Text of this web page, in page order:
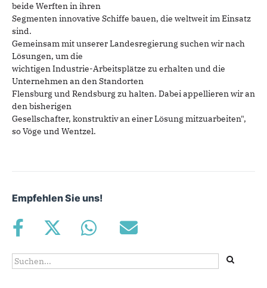
beide Werften in ihren
Segmenten innovative Schiffe bauen, die weltweit im Einsatz
sind.
Gemeinsam mit unserer Landesregierung suchen wir nach
Lösungen, um die
wichtigen Industrie-Arbeitsplätze zu erhalten und die
Unternehmen an den Standorten
Flensburg und Rendsburg zu halten. Dabei appellieren wir an
den bisherigen
Gesellschafter, konstruktiv an einer Lösung mitzuarbeiten",
so Vöge und Wentzel.
Empfehlen Sie uns!
Suchformular
Suche